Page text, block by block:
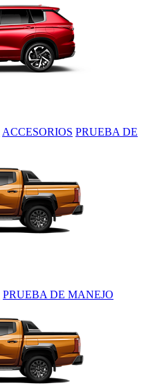
ACCESORIOS PRUEBA DE
PRUEBA DE MANEJO